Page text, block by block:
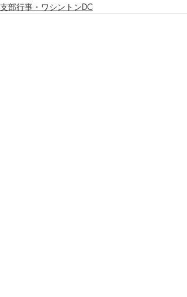
支部行事・ワシントンDC